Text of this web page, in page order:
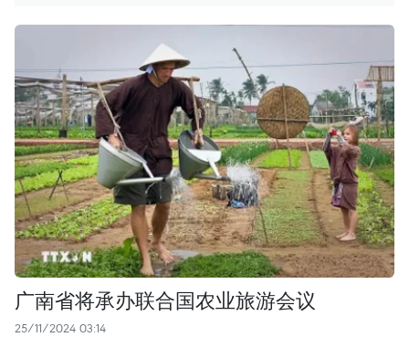
广南省将承办联合国农业旅游会议
25/11/2024 03:14